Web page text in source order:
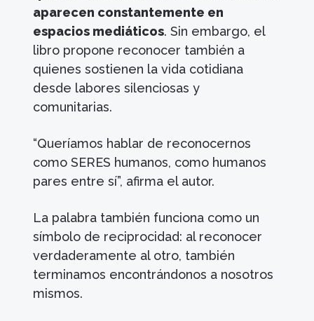
aparecen constantemente en
espacios mediáticos. Sin embargo, el
libro propone reconocer también a
quienes sostienen la vida cotidiana
desde labores silenciosas y
comunitarias.
“Queríamos hablar de reconocernos
como SERES humanos, como humanos
pares entre sí”, afirma el autor.
La palabra también funciona como un
símbolo de reciprocidad: al reconocer
verdaderamente al otro, también
terminamos encontrándonos a nosotros
mismos.